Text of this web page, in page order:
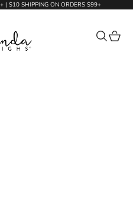
| $10 SHIPPING ON ORDERS $99+
Search
Cart